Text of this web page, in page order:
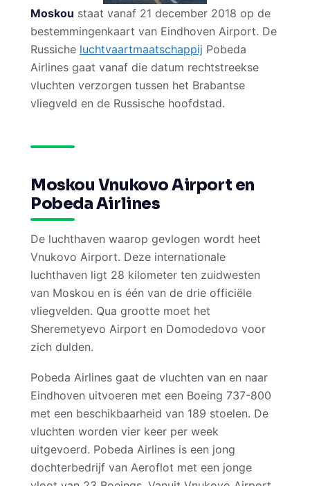
Moskou staat vanaf 21 december 2018 op de
bestemmingenkaart van Eindhoven Airport. De
Russiche luchtvaartmaatschappij Pobeda
Airlines gaat vanaf die datum rechtstreekse
vluchten verzorgen tussen het Brabantse
vliegveld en de Russische hoofdstad.
Moskou Vnukovo Airport en
Pobeda Airlines
De luchthaven waarop gevlogen wordt heet
Vnukovo Airport. Deze internationale
luchthaven ligt 28 kilometer ten zuidwesten
van Moskou en is één van de drie officiële
vliegvelden. Qua grootte moet het
Sheremetyevo Airport en Domodedovo voor
zich dulden.
Pobeda Airlines gaat de vluchten van en naar
Eindhoven uitvoeren met een Boeing 737-800
met een beschikbaarheid van 189 stoelen. De
vluchten worden vier keer per week
uitgevoerd. Pobeda Airlines is een jong
dochterbedrijf van Aeroflot met een jonge